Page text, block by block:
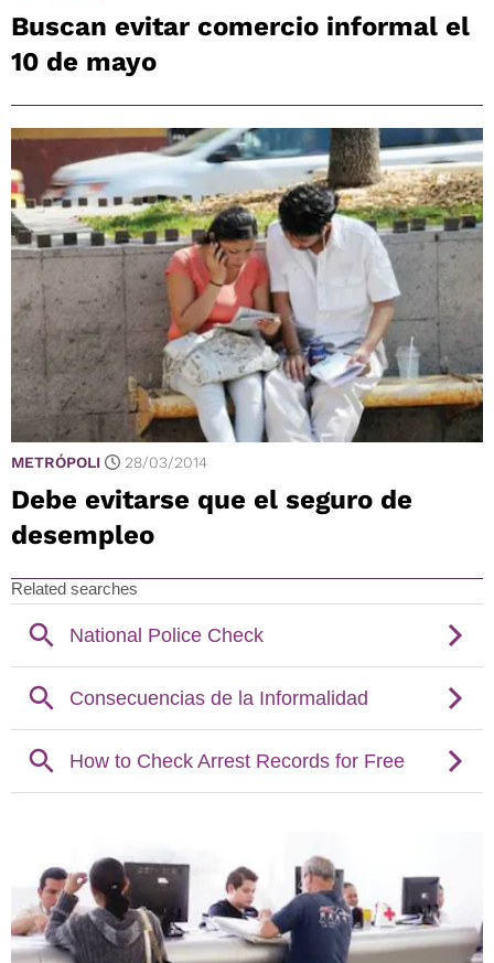
Buscan evitar comercio informal el
10 de mayo
METRÓPOLI 28/03/2014
Debe evitarse que el seguro de
desempleo